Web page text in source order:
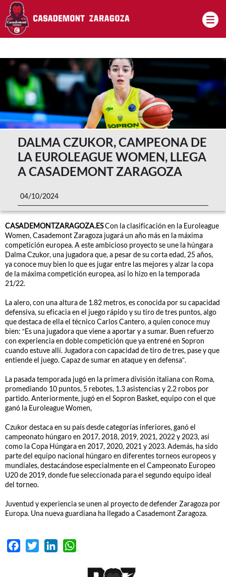
Pasar al contenido principal
DALMA CZUKOR, CAMPEONA DE
LA EUROLEAGUE WOMEN, LLEGA
A CASADEMONT ZARAGOZA
04/10/2024
CASADEMONTZARAGOZA.ESCon la clasificación en la Euroleague
Women, Casademont Zaragoza jugará un año más en la máxima
competición europea. A este ambicioso proyecto se une la húngara
Dalma Czukor, una jugadora que, a pesar de su corta edad, 25 años,
ya conoce muy bien lo que es jugar entre las mejores y alzar la copa
de la máxima competición europea, así lo hizo en la temporada
21/22.
La alero, con una altura de 1.82 metros, es conocida por su capacidad
defensiva, su eficacia en el juego rápido y su tiro de tres puntos, algo
que destaca de ella el técnico Carlos Cantero, a quien conoce muy
bien: “Es una jugadora que viene a aportar y a sumar. Buen refuerzo
con experiencia en doble competición que ya entrené en Sopron
cuando estuve allí. Jugadora con capacidad de tiro de tres, pase y que
entiende el juego. Capaz de sumar en ataque y en defensa”.
La pasada temporada jugó en la primera división italiana con Roma,
promediando 10 puntos, 5 rebotes, 1.3 asistencias y 2.2 robos por
partido. Anteriormente, jugó en el Sopron Basket, equipo con el que
ganó la Euroleague Women,
Czukor destaca en su país desde categorías inferiores, ganó el
campeonato húngaro en 2017, 2018, 2019, 2021, 2022 y 2023, así
como la Copa Húngara en 2017, 2020, 2021 y 2023. Además, ha sido
parte del equipo nacional húngaro en diferentes torneos europeos y
mundiales, destacándose especialmente en el Campeonato Europeo
U20 de 2019, donde fue seleccionada para el segundo equipo ideal
del torneo.
Juventud y experiencia se unen al proyecto de defender Zaragoza por
Europa. Una nueva guardiana ha llegado a Casademont Zaragoza.
Facebook
Twitter LinkedIn